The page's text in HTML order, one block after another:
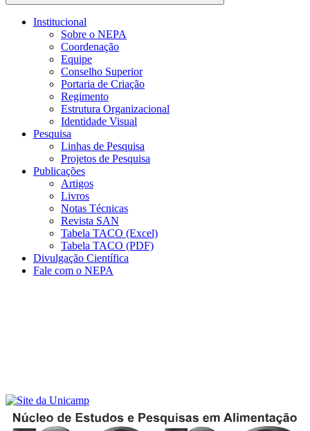
Buscar
Institucional
Sobre o NEPA
Coordenação
Equipe
Conselho Superior
Portaria de Criação
Regimento
Estrutura Organizacional
Identidade Visual
Pesquisa
Linhas de Pesquisa
Projetos de Pesquisa
Publicações
Artigos
Livros
Notas Técnicas
Revista SAN
Tabela TACO (Excel)
Tabela TACO (PDF)
Divulgação Científica
Fale com o NEPA